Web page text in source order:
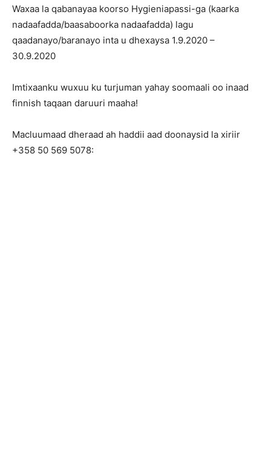
Waxaa la qabanayaa koorso Hygieniapassi-ga (kaarka
nadaafadda/baasaboorka nadaafadda) lagu
qaadanayo/baranayo inta u dhexaysa 1.9.2020 –
30.9.2020
Imtixaanku wuxuu ku turjuman yahay soomaali oo inaad
finnish taqaan daruuri maaha!
Macluumaad dheraad ah haddii aad doonaysid la xiriir
+358 50 569 5078: